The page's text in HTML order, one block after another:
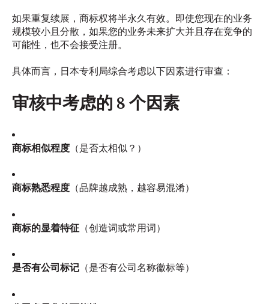
如果重复续展，商标权将半永久有效。即使您现在的业务
规模较小且分散，如果您的业务未来扩大并且存在竞争的
可能性，也不会接受注册。
具体而言，日本专利局综合考虑以下因素进行审查：
审核中考虑的 8 个因素
商标相似程度 （是否太相似？）
商标熟悉程度 （品牌越成熟，越容易混淆）
商标的显着特征 （创造词或常用词）
是否有公司标记 （是否有公司名称徽标等）